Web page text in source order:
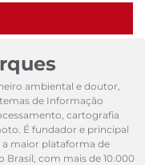
ambiental e doutor,
de Informação
cartografia
É fundador e principal
maior plataforma de
Brasil, com mais de 10.000